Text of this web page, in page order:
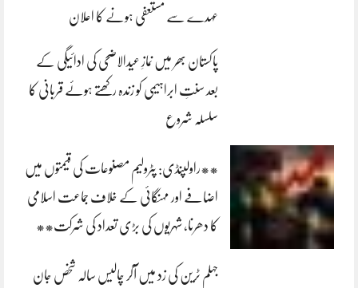
عہدے سے مستعفی ہونے کا اعلان
پاکستان بھر میں نمازِ عیدالاضحی کی ادائیگی کے
بعد سنتِ ابراہیمی کو زندہ رکھتے ہوئے قربانی کا
سلسلہ شروع
**راولپنڈی: پٹرولیم مصنوعات کی قیمتوں میں
اضافے اور مہنگائی کے خلاف جماعت اسلامی
کا دھرنا، شہریوں کی بڑی تعداد کی شرکت**
جہلم ٹرین کی زد میں آکر چالیس سالہ شخص جان